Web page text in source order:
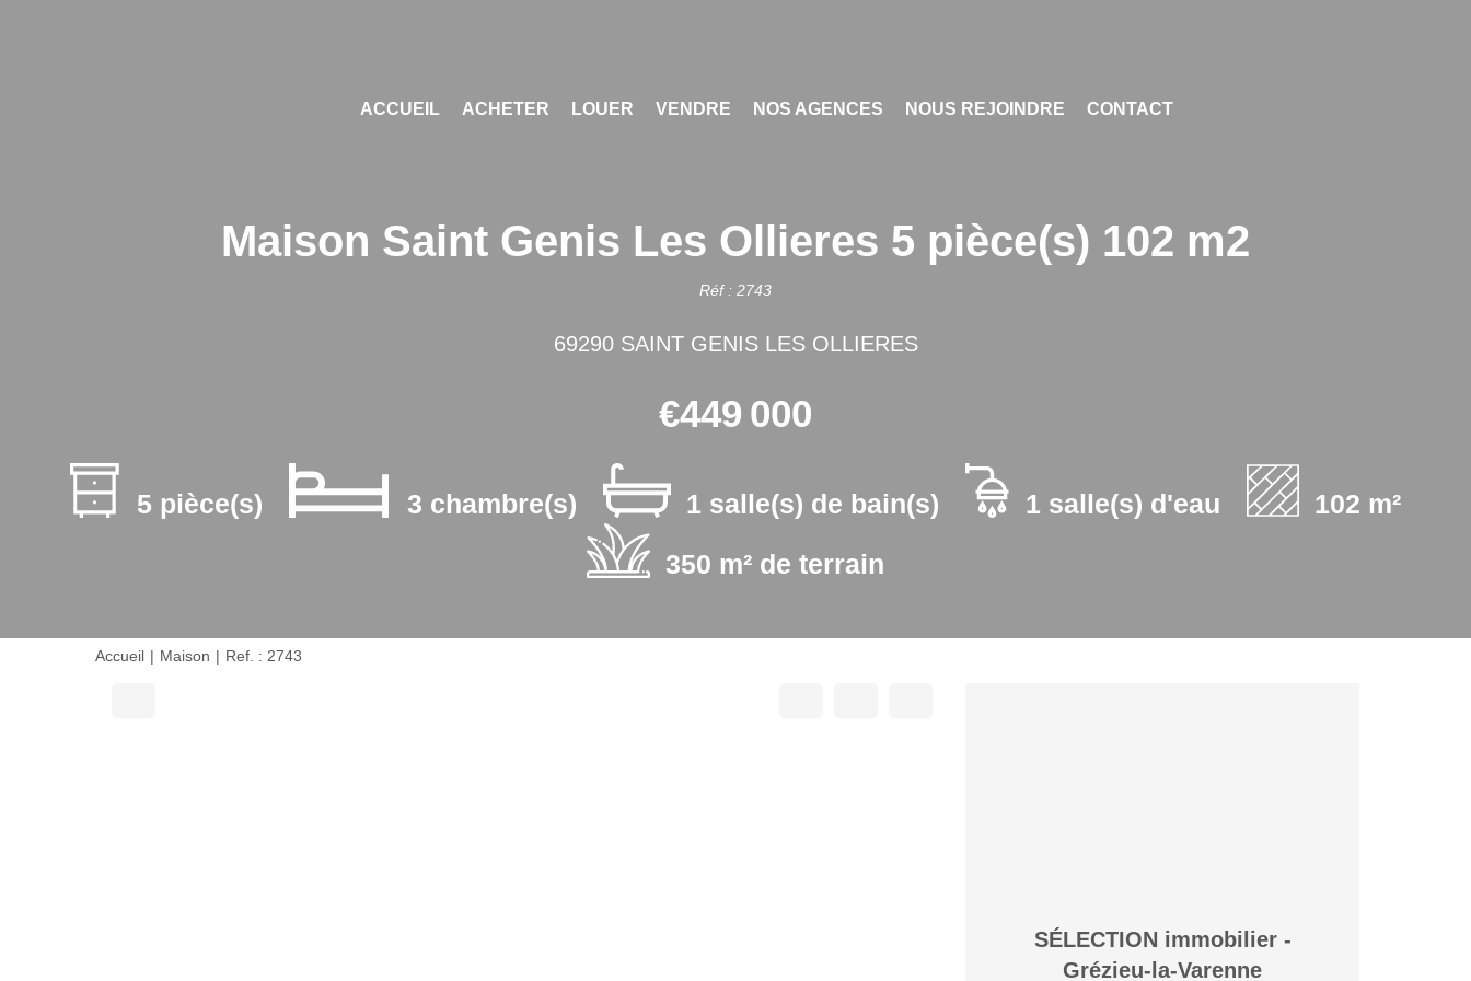
ACCUEIL ACHETER LOUER VENDRE NOS AGENCES NOUS REJOINDRE CONTACT
Maison Saint Genis Les Ollieres 5 pièce(s) 102 m2
Réf : 2743
69290 SAINT GENIS LES OLLIERES
€449 000
5 pièce(s) 3 chambre(s) 1 salle(s) de bain(s) 1 salle(s) d'eau
102 m²
350 m² de terrain
Accueil Maison Ref. : 2743
SÉLECTION immobilier -
Grézieu-la-Varenne